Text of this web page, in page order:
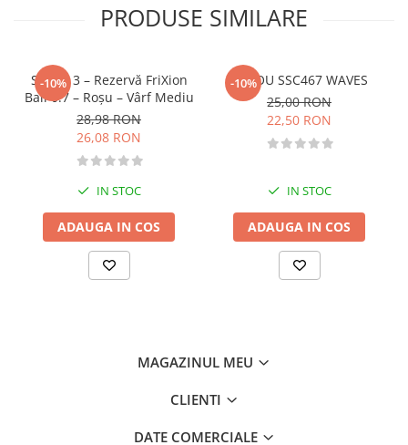
Diete si alimentatie sanatoasa
Diverse
Diverse
Legislatie
Actiune si Aventura
PRODUSE SIMILARE
-10%
Set de 3 – Rezervă FriXion
Ball 0.7 – Roşu – Vârf Mediu
28,98 RON
26,08 RON
IN STOC
ADAUGA IN COS
-10%
STILOU SSC467 WAVES
25,00 RON
22,50 RON
IN STOC
ADAUGA IN COS
MAGAZINUL MEU
CLIENTI
DATE COMERCIALE